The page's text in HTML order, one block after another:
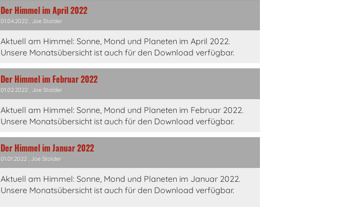
Der Himmel im April 2022
01.04.2022, Joe Stalder
Aktuell am Himmel: Sonne, Mond und Planeten im April 2022.
Unsere Monatsübersicht ist auch für den Download verfügbar.
Der Himmel im Februar 2022
01.02.2022, Joe Stalder
Aktuell am Himmel: Sonne, Mond und Planeten im Februar 2022.
Unsere Monatsübersicht ist auch für den Download verfügbar.
Der Himmel im Januar 2022
01.01.2022, Joe Stalder
Aktuell am Himmel: Sonne, Mond und Planeten im Januar 2022.
Unsere Monatsübersicht ist auch für den Download verfügbar.